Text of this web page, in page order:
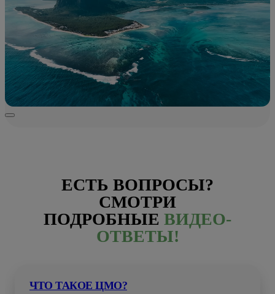
ЕСТЬ ВОПРОСЫ?
СМОТРИ
ПОДРОБНЫЕ ВИДЕО-
ОТВЕТЫ!
ЧТО ТАКОЕ ЦМО?